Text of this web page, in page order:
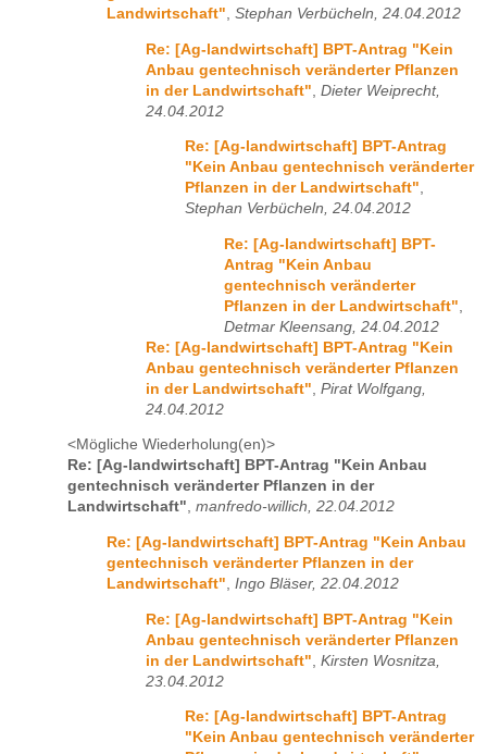
Landwirtschaft" Stephan Verbücheln, 24.04.2012
Re: [Ag-landwirtschaft] BPT-Antrag "Kein
Anbau gentechnisch veränderter Pflanzen
in der Landwirtschaft" Dieter Weiprecht,
24.04.2012
Re: [Ag-landwirtschaft] BPT-Antrag
"Kein Anbau gentechnisch veränderter
Pflanzen in der Landwirtschaft",
Stephan Verbücheln, 24.04.2012
Re: [Ag-landwirtschaft] BPT-
Antrag "Kein Anbau
gentechnisch veränderter
Pflanzen in der Landwirtschaft"
Detmar Kleensang, 24.04.2012
Re: [Ag-landwirtschaft] BPT-Antrag "Kein
Anbau gentechnisch veränderter Pflanzen
in der Landwirtschaft" Pirat Wolfgang,
24.04.2012
<Mögliche Wiederholung(en)>
Re: [Ag-landwirtschaft] BPT-Antrag "Kein Anbau
gentechnisch veränderter Pflanzen in der
Landwirtschaft", manfredo-willich, 22.04.2012
Re: [Ag-landwirtschaft] BPT-Antrag "Kein Anbau
gentechnisch veränderter Pflanzen in der
Landwirtschaft" Ingo Bläser, 22.04.2012
Re: [Ag-landwirtschaft] BPT-Antrag "Kein
Anbau gentechnisch veränderter Pflanzen
in der Landwirtschaft" Kirsten Wosnitza,
23.04.2012
Re: [Ag-landwirtschaft] BPT-Antrag
"Kein Anbau gentechnisch veränderter